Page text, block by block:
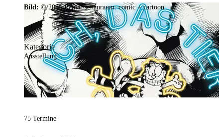
Bild: © 2025 Ramar/schauraum: comic + cartoon
Kategorie
Ausstellung
75 Termine